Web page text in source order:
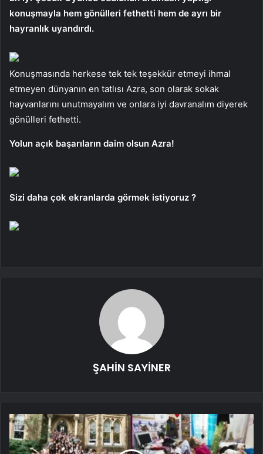
konuşmayla hem gönülleri fethetti hem de ayrı bir
hayranlık uyandırdı.
Konuşmasında herkese tek tek teşekkür etmeyi ihmal
etmeyen dünyanın en tatlısı Azra, son olarak sokak
hayvanlarını unutmayalım ve onlara iyi davranalım diyerek
gönülleri fethetti.
Yolun açık başarıların daim olsun Azra!
Sizi daha çok ekranlarda görmek istiyoruz ?
ŞAHİN SAYİNER